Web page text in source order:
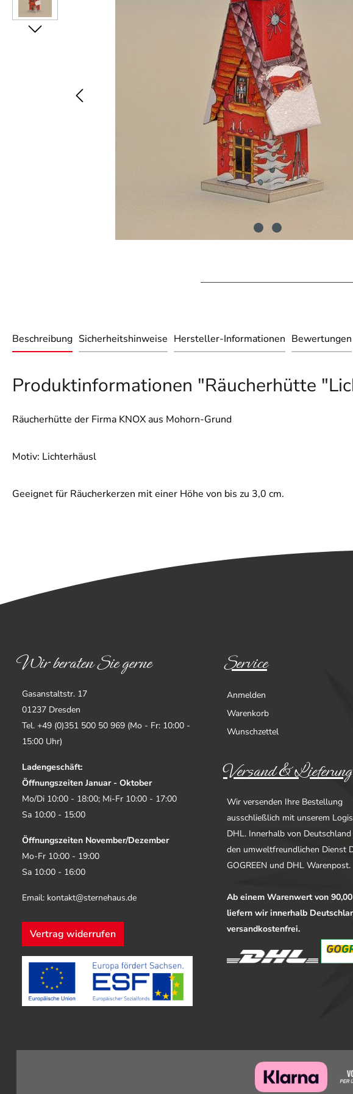
Beschreibung Sicherheitshinweise Hersteller-Informationen Bewertungen
Produktinformationen "Räucherhütte
Räucherhütte der Firma KNOX aus Mohorn-Grund
Motiv: Lichterhäusl
Geeignet für Räucherkerzen mit einer Höhe von bis zu 3,0 cm.
Wir beraten Sie gerne
Gasanstaltstr. 17
01237 Dresden
Tel. +49 (0)351 500 50 969 (Mo - Fr: 10:00 -
15:00 Uhr)
Ladengeschäft:
Öffnungszeiten Januar - Oktober
Mo/Di 10:00 - 18:00; Mi-Fr 10:00 - 17:00
Sa 10:00 - 15:00
Öffnungszeiten November/Dezember
Mo-Fr 10:00 - 19:00
Sa 10:00 - 16:00
Email: kontakt@sternehaus.de
Vertrag widerrufen
Service
Anmelden
Warenkorb
Wunschzettel
Versand & Lieferung
Wir versenden Ihre Bestellung
ausschließlich mit unserem
DHL. Innerhalb von
den umweltfreundlichen Dienst
GOGREEN und DHL Warenpost.
Ab einem Warenwert von 90,00
liefern wir innerhalb
versandkostenfrei.